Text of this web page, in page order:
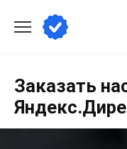
Заказать